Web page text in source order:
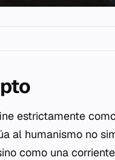
estrictamente
al humanismo no
como una